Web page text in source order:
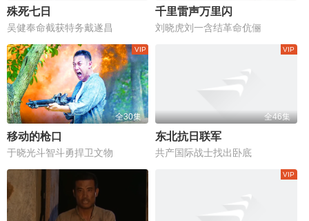
殊死七日
吴健奉命截获特务戴遂昌
千里雷声万里闪
刘晓虎刘一含结革命伉俪
全30集
移动的枪口
于晓光斗智斗勇捍卫文物
全46集
东北抗日联军
共产国际战士找出卧底